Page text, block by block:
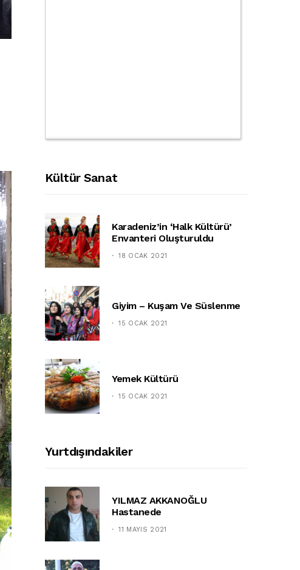
Kültür Sanat
Karadeniz’in ‘halk Kültürü’
Envanteri Oluşturuldu
18 OCAK 2021
Giyim – Kuşam Ve Süslenme
15 OCAK 2021
Yemek Kültürü
15 OCAK 2021
Yurtdışındakiler
YILMAZ AKKANOĞLU
Hastanede
11 MAYIS 2021